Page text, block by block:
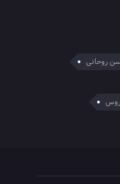
روحانی